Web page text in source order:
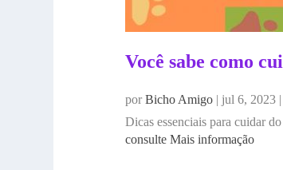
Você sabe como
porBicho Amigo| jul 6, 2023|
Dicas essenciais para cuidar
consulte Mais informação